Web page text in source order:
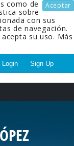
Aceptar
como de
sobre
con sus
de navegación.
su uso. Más
Login Sign Up